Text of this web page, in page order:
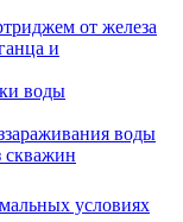
от железа
и
воды
воды
скважин
условиях